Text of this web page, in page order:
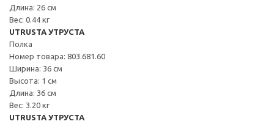
Длина: 26 см
Вес: 0.44 кг
UTRUSTA УТРУСТА
Полка
Номер товара: 803.681.60
Ширина: 36 см
Высота: 1 см
Длина: 36 см
Вес: 3.20 кг
UTRUSTA УТРУСТА